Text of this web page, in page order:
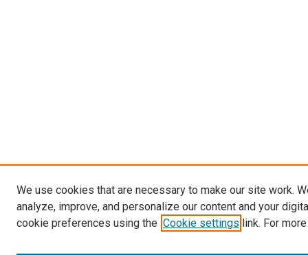
We use cookies that are necessary to make our site work.
analyze, improve, and personalize our content and your
cookie preferences using the Cookie settings link. For